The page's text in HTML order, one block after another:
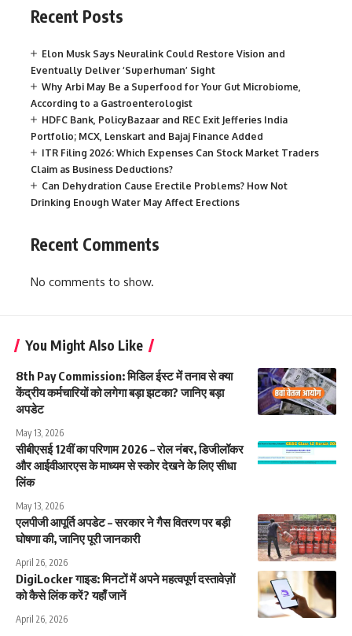
Recent Posts
Elon Musk Says Neuralink Could Restore Vision and
Eventually Deliver ‘Superhuman’ Sight
Why Arbi May Be a Superfood for Your Gut Microbiome,
According to a Gastroenterologist
HDFC Bank, PolicyBazaar and REC Exit Jefferies India
Portfolio; MCX, Lenskart and Bajaj Finance Added
ITR Filing 2026: Which Expenses Can Stock Market Traders
Claim as Business Deductions?
Can Dehydration Cause Erectile Problems? How Not
Drinking Enough Water May Affect Erections
Recent Comments
No comments to show.
You Might Also Like
8th Pay Commission: मिडिल ईस्ट में तनाव से क्या
केंद्रीय कर्मचारियों को लगेगा बड़ा झटका? जानिए बड़ा
अपडेट
May 13, 2026
सीबीएसई 12वीं का परिणाम 2026 – रोल नंबर, डिजीलॉकर
और आईवीआरएस के माध्यम से स्कोर देखने के लिए सीधा
लिंक
May 13, 2026
एलपीजी आपूर्ति अपडेट – सरकार ने गैस वितरण पर बड़ी
घोषणा की, जानिए पूरी जानकारी
April 26, 2026
DigiLocker गाइड: मिनटों में अपने महत्वपूर्ण दस्तावेज़ों
को कैसे लिंक करें? यहाँ जानें
April 26, 2026